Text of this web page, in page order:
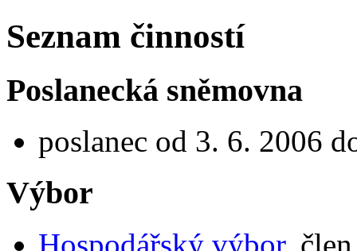
Seznam činností
Poslanecká sněmovna
poslanec od 3. 6. 2006
Výbor
Hospodářský výbor,